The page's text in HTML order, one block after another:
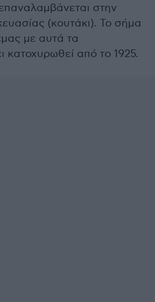
στην
(κουτάκι). Το σήμα
με αυτά τα
κατοχυρωθεί από το 1925.